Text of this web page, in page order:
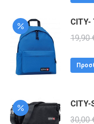
CITY-
19,90
CITY-
30,00